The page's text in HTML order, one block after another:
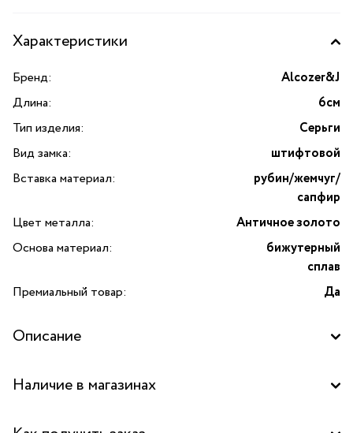
Характеристики
Бренд:
Alcozer&J
Длина:
6см
Тип изделия:
Серьги
Вид замка:
штифтовой
Вставка материал:
рубин/жемчуг/
сапфир
Цвет металла:
Античное золото
Основа материал:
бижутерный
сплав
Премиальный товар:
Да
Описание
бренда Alcozer&J, выполненные в лучших традициях
Наличие в магазинах
Бутик "La Nature" в ТРК "Щука", Москва